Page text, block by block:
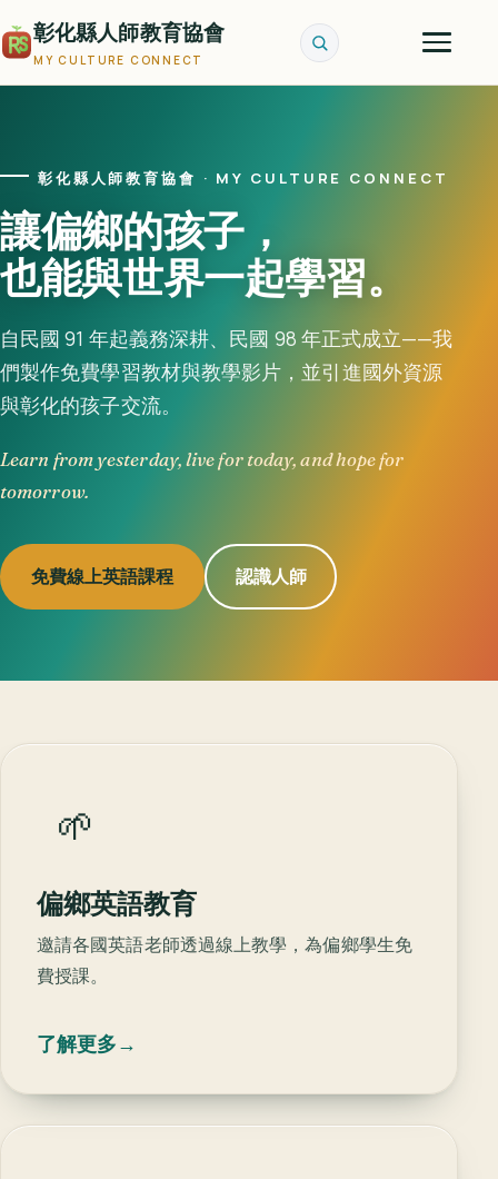
彰化縣人師教育協會
MY CULTURE CONNECT
彰化縣人師教育協會 · MY CULTURE CONNECT
讓偏鄉的孩子，
也能與世界一起學習。
自民國 91 年起義務深耕、民國 98 年正式成立——我
們製作免費學習教材與教學影片，並引進國外資源
與彰化的孩子交流。
Learn from yesterday, live for today, and hope for
tomorrow.
免費線上英語課程 認識人師
🌱
偏鄉英語教育
邀請各國英語老師透過線上教學，為偏鄉學生免
費授課。
了解更多→